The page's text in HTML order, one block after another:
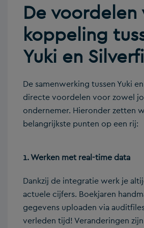
De voordelen
koppeling
Yuki en
De samenwerking tussen Yuki
directe voordelen voor zowel
ondernemer. Hieronder zetten
belangrijkste punten op een rij:
1. Werken met real-time data
Dankzij de integratie werk je
actuele cijfers. Boekjaren
gegevens uploaden via
verleden tijd! Veranderingen